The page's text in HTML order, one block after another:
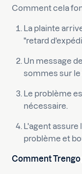
Comment cela
La plainte
"retard
Un message
sommes sur le
Le problème
nécessaire.
L'agent assure
problème et
Comment Trengo